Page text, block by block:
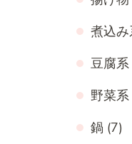
煮込
豆腐系
野菜系
鍋 (7)